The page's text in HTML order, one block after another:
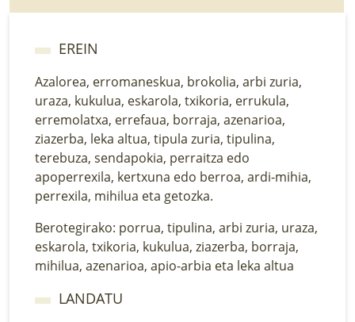
EREIN
Azalorea, erromaneskua, brokolia, arbi zuria,
uraza, kukulua, eskarola, txikoria, errukula,
erremolatxa, errefaua, borraja, azenarioa,
ziazerba, leka altua, tipula zuria, tipulina,
terebuza, sendapokia, perraitza edo
apoperrexila, kertxuna edo berroa, ardi-mihia,
perrexila, mihilua eta getozka.
Berotegirako: porrua, tipulina, arbi zuria, uraza,
eskarola, txikoria, kukulua, ziazerba, borraja,
mihilua, azenarioa, apio-arbia eta leka altua
LANDATU